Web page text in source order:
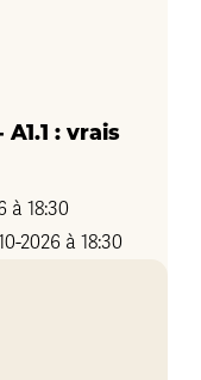
A1.1 : vrais
à 18:30
2026 à 18:30